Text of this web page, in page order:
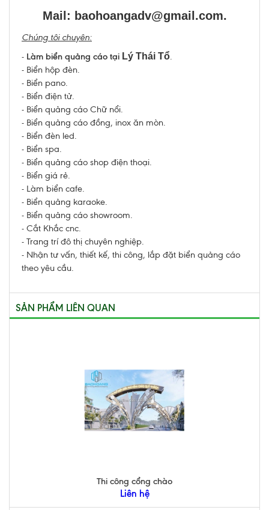
Mail: baohoangadv@gmail.com.
Chúng tôi chuyên:
- Làm biển quảng cáo tại Lý Thái Tổ.
- Biển hộp đèn.
- Biển pano.
- Biển điện tử.
- Biển quảng cáo Chữ nổi.
- Biển quảng cáo đồng, inox ăn mòn.
- Biển đèn led.
- Biển spa.
- Biển quảng cáo shop điện thoại.
- Biển giá rẻ.
- Làm biển cafe.
- Biển quảng karaoke.
- Biển quảng cáo showroom.
- Cắt Khắc cnc.
- Trang trí đô thị chuyên nghiệp.
- Nhận tư vấn, thiết kế, thi công, lắp đặt biển quảng cáo
theo yêu cầu.
SẢN PHẨM LIÊN QUAN
Thi công cổng chào
Liên hệ